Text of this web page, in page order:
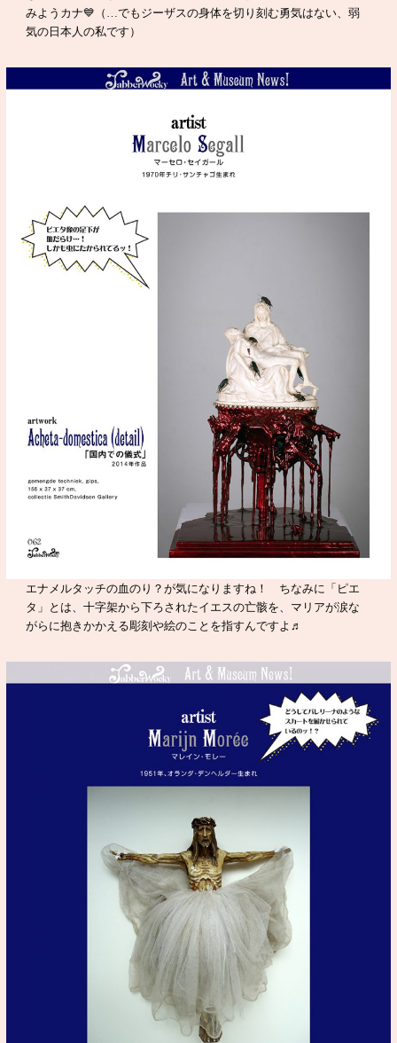
みようカナ💙（…でもジーザスの身体を切り刻む勇気はない、弱
気の日本人の私です）
エナメルタッチの血のり？が気になりますね！ ちなみに「ピエ
タ」とは、十字架から下ろされたイエスの亡骸を、マリアが涙な
がらに抱きかかえる彫刻や絵のことを指すんですよ♬